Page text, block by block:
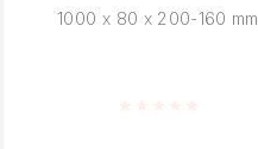
1000 x 80 x 200-160 mm